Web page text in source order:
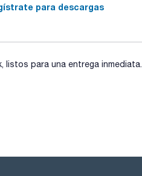
para descargas
para una entrega inmediata.